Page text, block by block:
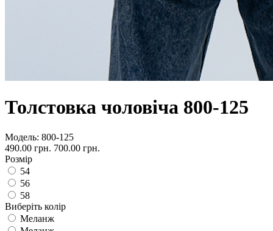
Толстовка чоловіча 800-125
Модель: 800-125
490.00 грн. 700.00 грн.
Розмір
54
56
58
Виберіть колір
Меланж